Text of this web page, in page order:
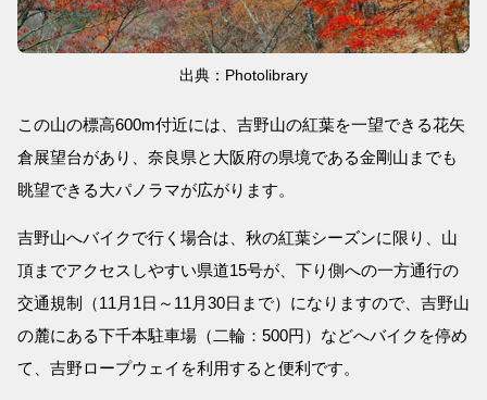
出典：Photolibrary
この山の標高600m付近には、吉野山の紅葉を一望できる花矢
倉展望台があり、奈良県と大阪府の県境である金剛山までも
眺望できる大パノラマが広がります。
吉野山へバイクで行く場合は、秋の紅葉シーズンに限り、山
頂までアクセスしやすい県道15号が、下り側への一方通行の
交通規制（11月1日～11月30日まで）になりますので、吉野山
の麓にある下千本駐車場（二輪：500円）などへバイクを停め
て、吉野ロープウェイを利用すると便利です。